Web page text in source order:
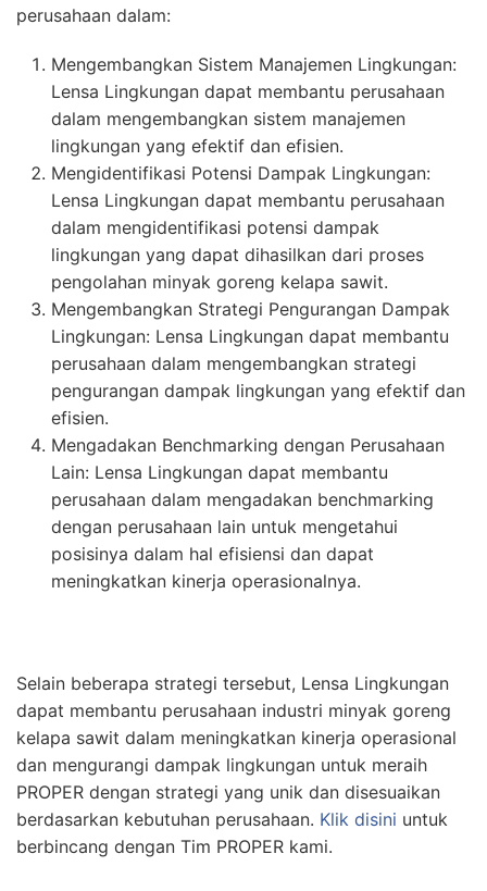
perusahaan dalam:
Mengembangkan Sistem Manajemen Lingkungan:
Lensa Lingkungan dapat membantu perusahaan
dalam mengembangkan sistem manajemen
lingkungan yang efektif dan efisien.
Mengidentifikasi Potensi Dampak Lingkungan:
Lensa Lingkungan dapat membantu perusahaan
dalam mengidentifikasi potensi dampak
lingkungan yang dapat dihasilkan dari proses
pengolahan minyak goreng kelapa sawit.
Mengembangkan Strategi Pengurangan Dampak
Lingkungan: Lensa Lingkungan dapat membantu
perusahaan dalam mengembangkan strategi
pengurangan dampak lingkungan yang efektif dan
efisien.
Mengadakan Benchmarking dengan Perusahaan
Lain: Lensa Lingkungan dapat membantu
perusahaan dalam mengadakan benchmarking
dengan perusahaan lain untuk mengetahui
posisinya dalam hal efisiensi dan dapat
meningkatkan kinerja operasionalnya.
Selain beberapa strategi tersebut, Lensa Lingkungan
dapat membantu perusahaan industri minyak goreng
kelapa sawit dalam meningkatkan kinerja operasional
dan mengurangi dampak lingkungan untuk meraih
PROPER dengan strategi yang unik dan disesuaikan
berdasarkan kebutuhan perusahaan. Klik disini untuk
berbincang dengan Tim PROPER kami.